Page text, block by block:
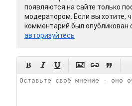
появляются на сайте только
модератором. Если вы хотите,
комментарий был опубликован
авторизуйтесь
     